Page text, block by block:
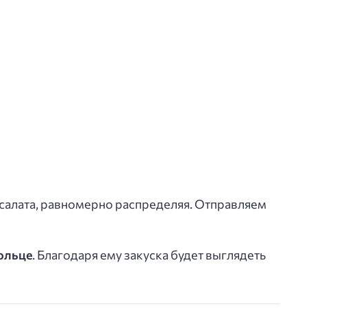
равномерно распределяя. Отправляем
. Благодаря ему закуска будет выглядеть